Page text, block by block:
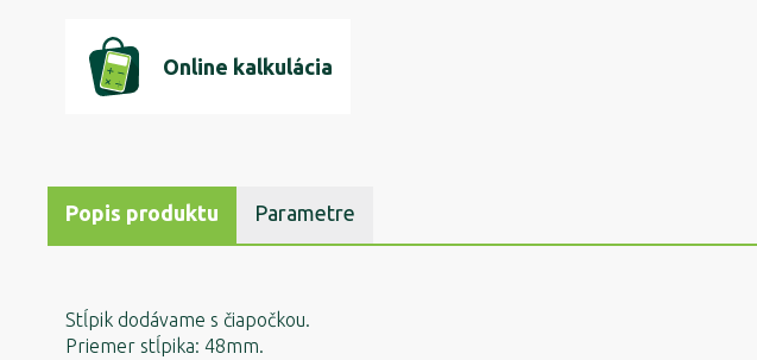
Online kalkulácia
Popis produktu Parametre
Stĺpik dodávame s čiapočkou.
Priemer stĺpika: 48mm.